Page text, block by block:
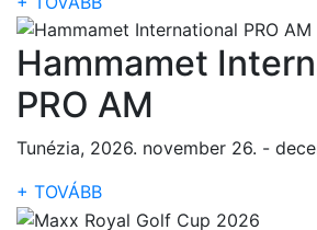
Hammamet
PRO AM
Tunézia, 2026. november 26. -
+ TOVÁBB